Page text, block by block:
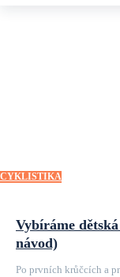
CYKLISTIKA
Vybíráme
návod)
Po prvních krůčcích a